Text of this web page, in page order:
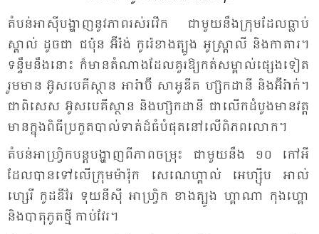
តំ​បន់​អា​ស៊ី​បង្ហាញ​នូវ​ភាព​រស់​រវើក ជា​មួយ​នឹង​ក្រុម​ដែល​ធ្លាប់​
ស្គាល់​ ដូច​ជា​ ជប៉ុន អ៊ី​រ៉ង់ កូរ៉េ​ខាង​ត្បូង អូស្ត្រា​លី និង​កា​តារ។
ទន្ទឹម​នឹង​នោះ ក៏​មាន​តំ​ណាង​ដែល​គួរ​ឱ្យ​កត់​សម្គាល់​ផ្សេង​ទៀត
រួម​មាន អ៊ូស​បេ​គី​ស្ថាន អា​រ៉ា​ប៊ី សា​អូ​ឌីត ហ្ស៊ក​ដា​នី និង​អ៊ី​រ៉ាក់។
ជា​ពិ​សេស អ៊ូស​បេ​គី​ស្ថាន និង​ហ្ស៊ក​ដា​នី ជា​លើក​ដំ​បូង​មាន​វត្ត​
មាន​ក្នុង​ពិ​ធី​ប្រ​កួត​បាល់​ទាត់​ដ៏​ធំ​បំ​ផុត​នៅ​លើ​ពិ​ភព​លោក។
តំ​បន់​អា​ហ្វ្រិក​បន្ត​បង្ហាញ​ពី​ភាព​ចម្រុះ ជា​មួយ​នឹង ១០ កៅ​អី
ដែល​បាន​ទៅ​លើ​ក្រុមម៉ា​រ៉ុក សេ​ណេ​ហ្គាល់ អេ​ហ្ស៊ីប អាល់​
ហ្សេរី កូដ​ឌី​វ័រ ទុយ​នី​ស៊ី អា​ហ្វ្រិក ខាង​ត្បូង ហ្គា​ណា កុង​ហ្គោ
និង​បាតុ​ភូត​ថ្មី កាប់​វែរ។